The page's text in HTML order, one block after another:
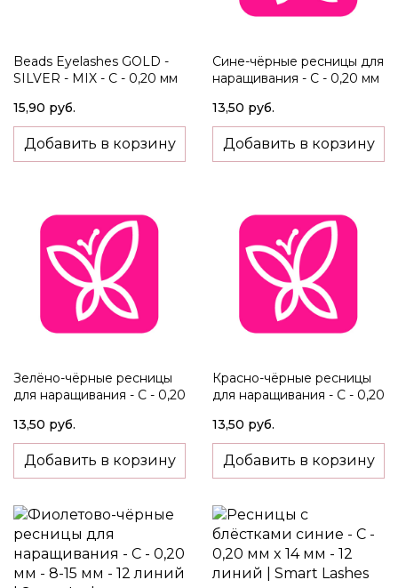
Beads Eyelashes GOLD -
SILVER - MIX - C - 0,20 мм
15,90 руб.
Добавить в корзину
Сине-чёрные ресницы для
наращивания - C - 0,20 мм
13,50 руб.
Добавить в корзину
Зелёно-чёрные ресницы
для наращивания - C - 0,20
13,50 руб.
Добавить в корзину
Красно-чёрные ресницы
для наращивания - C - 0,20
13,50 руб.
Добавить в корзину